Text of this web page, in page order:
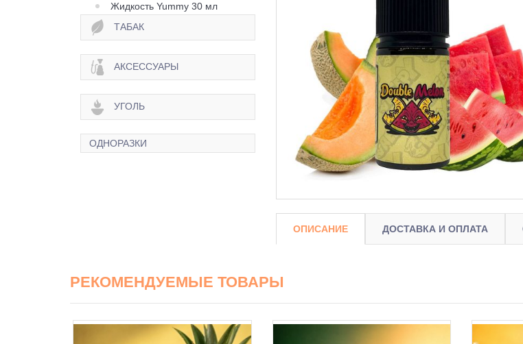
Жидкость Yummy 30 мл
ТАБАК
АКСЕССУАРЫ
УГОЛЬ
ОДНОРАЗКИ
ОПИСАНИЕ ДОСТАВКА И ОПЛАТА
РЕКОМЕНДУЕМЫЕ ТОВАРЫ